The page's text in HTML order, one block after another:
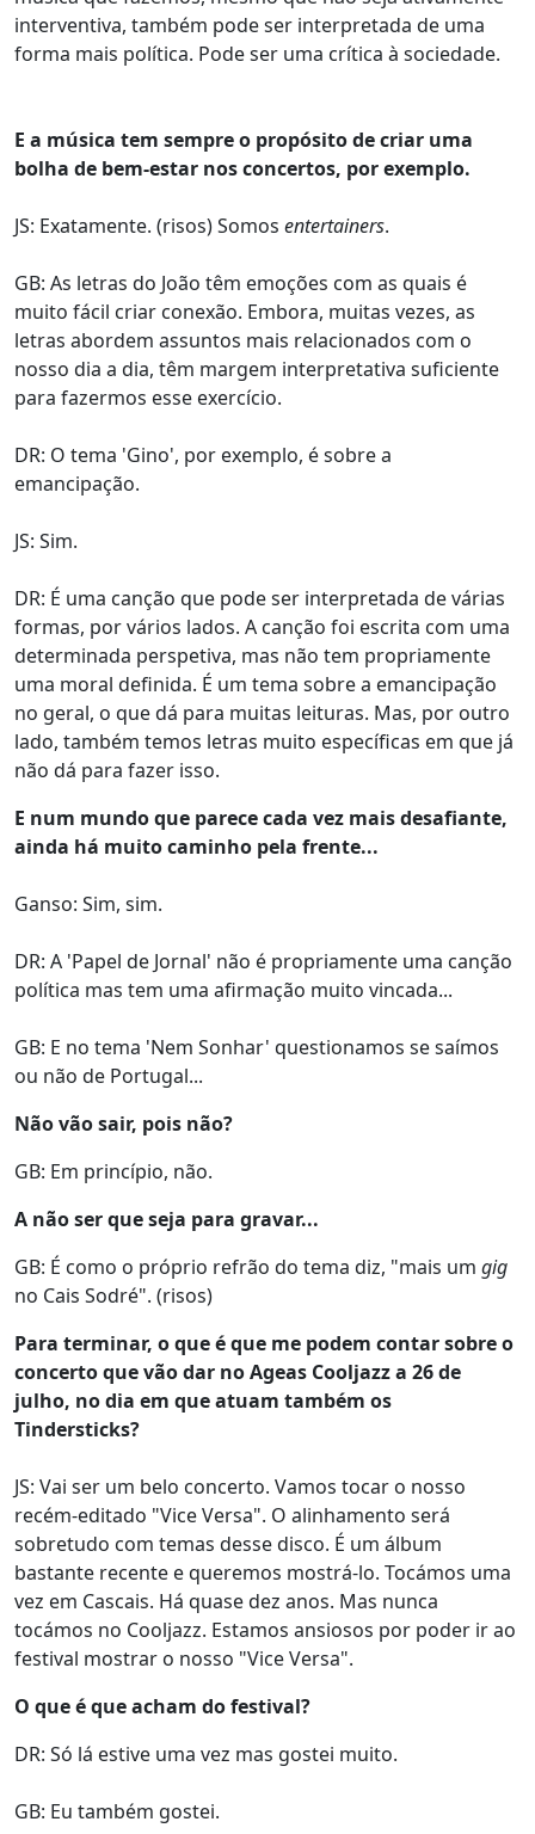
interventiva, também pode ser interpretada de uma
forma mais política. Pode ser uma crítica à sociedade.
E a música tem sempre o propósito de criar uma
bolha de bem-estar nos concertos, por exemplo.
JS: Exatamente. (risos) Somos entertainers.
GB: As letras do João têm emoções com as quais é
muito fácil criar conexão. Embora, muitas vezes, as
letras abordem assuntos mais relacionados com o
nosso dia a dia, têm margem interpretativa suficiente
para fazermos esse exercício.
DR: O tema 'Gino', por exemplo, é sobre a
emancipação.
JS: Sim.
DR: É uma canção que pode ser interpretada de várias
formas, por vários lados. A canção foi escrita com uma
determinada perspetiva, mas não tem propriamente
uma moral definida. É um tema sobre a emancipação
no geral, o que dá para muitas leituras. Mas, por outro
lado, também temos letras muito específicas em que já
não dá para fazer isso.
E num mundo que parece cada vez mais desafiante,
ainda há muito caminho pela frente...
Ganso: Sim, sim.
DR: A 'Papel de Jornal' não é propriamente uma canção
política mas tem uma afirmação muito vincada...
GB: E no tema 'Nem Sonhar' questionamos se saímos
ou não de Portugal...
Não vão sair, pois não?
GB: Em princípio, não.
A não ser que seja para gravar...
GB: É como o próprio refrão do tema diz, "mais um gig
no Cais Sodré". (risos)
Para terminar, o que é que me podem contar sobre o
concerto que vão dar no Ageas Cooljazz a 26 de
julho, no dia em que atuam também os
Tindersticks?
JS: Vai ser um belo concerto. Vamos tocar o nosso
recém-editado "Vice Versa". O alinhamento será
sobretudo com temas desse disco. É um álbum
bastante recente e queremos mostrá-lo. Tocámos uma
vez em Cascais. Há quase dez anos. Mas nunca
tocámos no Cooljazz. Estamos ansiosos por poder ir ao
festival mostrar o nosso "Vice Versa".
O que é que acham do festival?
DR: Só lá estive uma vez mas gostei muito.
GB: Eu também gostei.